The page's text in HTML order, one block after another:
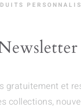
gratuitement et
collections,